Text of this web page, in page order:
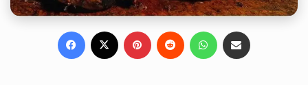
Facebook Pinterest
Reddit WhatsApp